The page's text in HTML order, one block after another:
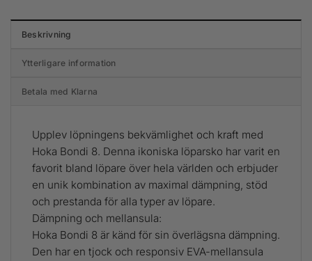
Beskrivning
Ytterligare information
Betala med Klarna
Upplev löpningens bekvämlighet och kraft med
Hoka Bondi 8. Denna ikoniska löparsko har varit en
favorit bland löpare över hela världen och erbjuder
en unik kombination av maximal dämpning, stöd
och prestanda för alla typer av löpare.
Dämpning och mellansula:
Hoka Bondi 8 är känd för sin överlägsna dämpning.
Den har en tjock och responsiv EVA-mellansula